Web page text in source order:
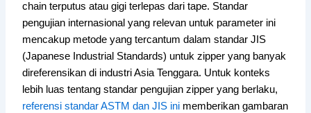
chain terputus atau gigi terlepas dari tape. Standar
pengujian internasional yang relevan untuk parameter ini
mencakup metode yang tercantum dalam standar JIS
(Japanese Industrial Standards) untuk zipper yang banyak
direferensikan di industri Asia Tenggara. Untuk konteks
lebih luas tentang standar pengujian zipper yang berlaku,
referensi standar ASTM dan JIS ini memberikan gambaran